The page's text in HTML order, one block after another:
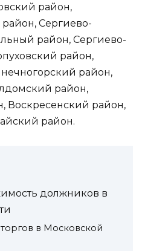
район,
Сергиево-
район, Сергиево-
район,
район,
район,
Воскресенский район,
район.
должников в
в Московской